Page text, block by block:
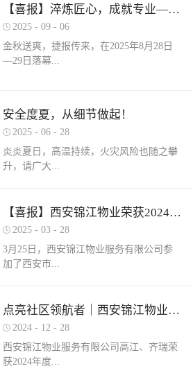
【喜报】淬炼匠心，成就专业——西安锦江物业在“锦天物业杯”技能竞赛中斩获佳绩
2025 - 09 - 06
金秋送爽，捷报传来，在2025年8月28日
—29日落幕...
业职业技能竞赛中， 西安锦江物业服务有
限公司的选手们表现卓越，凭借扎实的理
论知识、精湛的操作技能和临危不乱的现
场发挥，在物业管理师、电工、消防设施
市住房和城乡建设局指导、市物业管理行
业协会主办，是全市物业管理行业一年一
度规格最高、水平最强、影响最广的职业
技能盛会。本次竞赛，共有来自全市60余
家物业企业的1300余名物业从业人员参
梦长安 精技赋能未来”，全面夯实行业人
才基础。参赛环节西安锦江物业作为西安
织并参与协会各项赛事，均取得傲人的成
绩。今年为了锻炼队伍，搭建更广阔的成
安全度夏，从细节做起！
2025 - 06 - 28
炎炎夏日，高温持续，火灾风险也随之攀
升，请广大...
业主做好夏季安全防范工作。风险在于防
范，平安才是幸福！西安锦江物业提醒
夏季高温，引发火灾事故占比较高，空
调、冰箱、电风扇等大功率电器的使用频
中要通风、散热，防止温度过高引发火
灾。空调、电风扇等电器设备不宜长时间
使用，离人时应及时关闭电源。电动车应
在室外专用充电桩充电，不得在室内、走
【喜报】西安锦江物业荣获2024年度优秀单位、全市技能竞赛优秀个人及优秀组织单位多项荣誉
2025 - 03 - 28
3月25日，西安锦江物业服务有限公司参
加了西安市...
物业管理行业协会组织召开的第三届会员
（代表）大会第四次全体会议暨物业高质
员单位及“安居物业杯”西安市物业管理行
业职业技能竞赛优秀个人及优秀组织单位
点亮社区领航者｜西安锦江物业高江、齐瑞获得“优秀项目经理”荣誉称号
2024 - 12 - 28
西安锦江物业服务有限公司高江、齐瑞荣
获2024年度...